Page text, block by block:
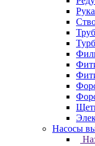
Насосы